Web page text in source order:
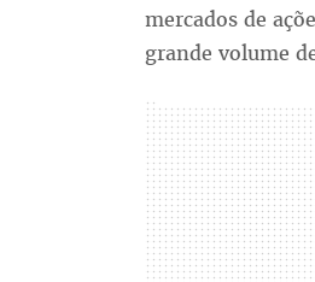
mercados de
grande volume